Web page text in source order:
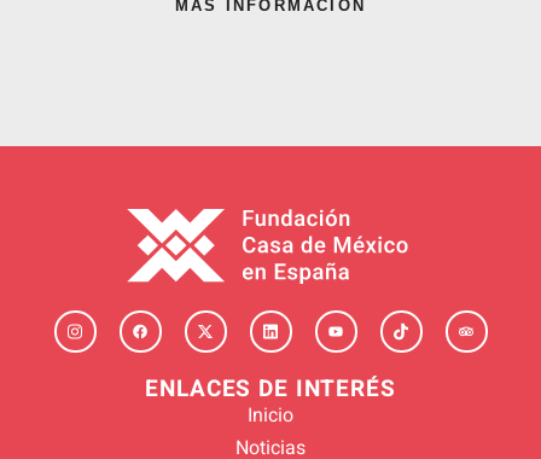
MÁS INFORMACIÓN
ENLACES DE INTERÉS
Inicio
Noticias